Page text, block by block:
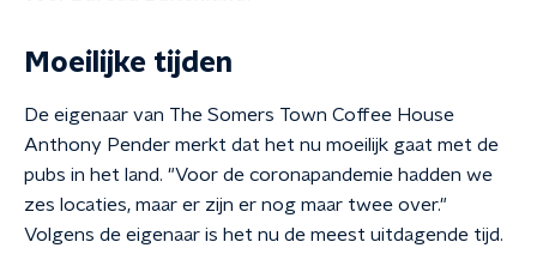
Moeilijke tijden
De eigenaar van The Somers Town Coffee House
Anthony Pender merkt dat het nu moeilijk gaat met de
pubs in het land. "Voor de coronapandemie hadden we
zes locaties, maar er zijn er nog maar twee over."
Volgens de eigenaar is het nu de meest uitdagende tijd.